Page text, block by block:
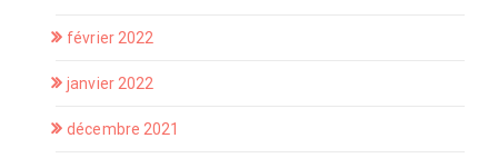
février 2022
janvier 2022
décembre 2021